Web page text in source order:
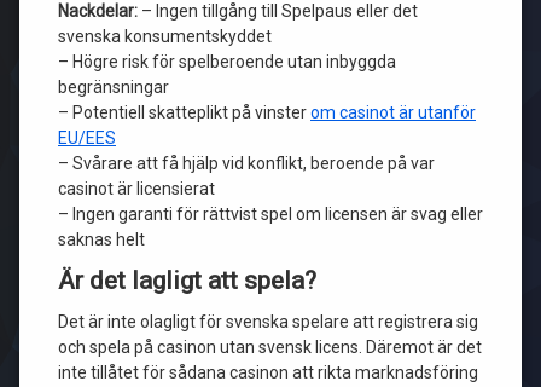
Nackdelar: – Ingen tillgång till Spelpaus eller det
svenska konsumentskyddet
– Högre risk för spelberoende utan inbyggda
begränsningar
– Potentiell skatteplikt på vinsterom casinot är utanför
EU/EES
– Svårare att få hjälp vid konflikt, beroende på var
casinot är licensierat
– Ingen garanti för rättvist spel om licensen är svag eller
saknas helt
Är det lagligt att spela?
Det är inte olagligt för svenska spelare att registrera sig
och spela på casinon utan svensk licens. Däremot är det
inte tillåtet för sådana casinon att rikta marknadsföring